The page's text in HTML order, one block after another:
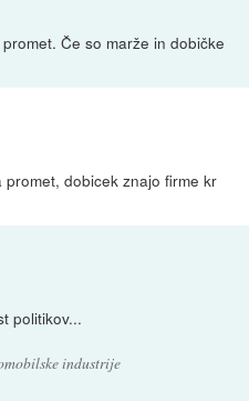
Če so marže in dobičke
dobicek znajo firme kr
politikov...
industrije